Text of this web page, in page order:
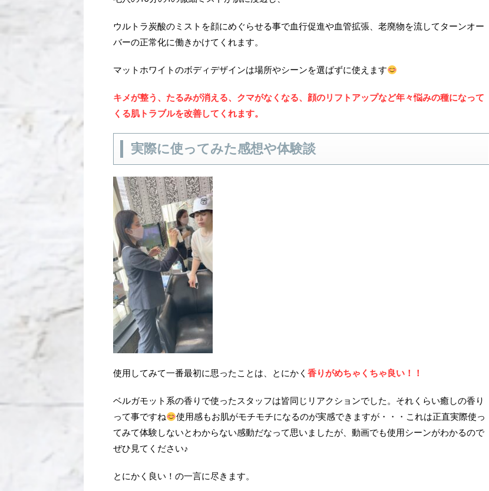
ウルトラ炭酸のミストを顔にめぐらせる事で血行促進や血管拡張、老廃物を流してターンオー
バーの正常化に働きかけてくれます。
マットホワイトのボディデザインは場所やシーンを選ばずに使えます
キメが整う、たるみが消える、クマがなくなる、顔のリフトアップなど年々悩みの種になって
くる肌トラブルを改善してくれます。
実際に使ってみた感想や体験談
使用してみて一番最初に思ったことは、とにかく 香りがめちゃくちゃ良い！！
ベルガモット系の香りで使ったスタッフは皆同じリアクションでした。それくらい癒しの香り
って事ですね
使用感もお肌がモチモチになるのが実感できますが・・・これは正直実際使っ
てみて体験しないとわからない感動だなって思いましたが、動画でも使用シーンがわかるので
ぜひ見てください♪
とにかく良い！の一言に尽きます。